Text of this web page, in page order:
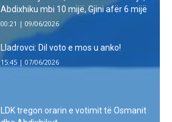
Abdixhiku mbi 10 mijë, Gjini afër 6 mijë
00:21 | 09/06/2026
Lladrovci: Dil voto e mos u anko!
15:45 | 07/06/2026
LDK tregon orarin e votimit të Osmanit